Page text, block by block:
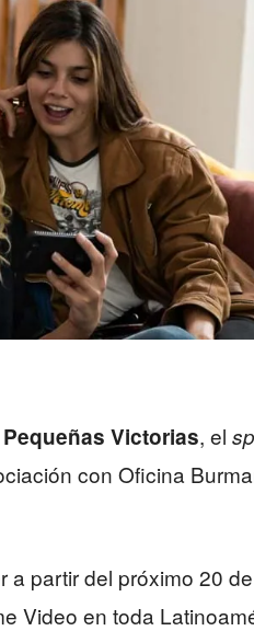
Pequeñas Victorias, el
con Oficina
a partir del próximo 20
Video en toda